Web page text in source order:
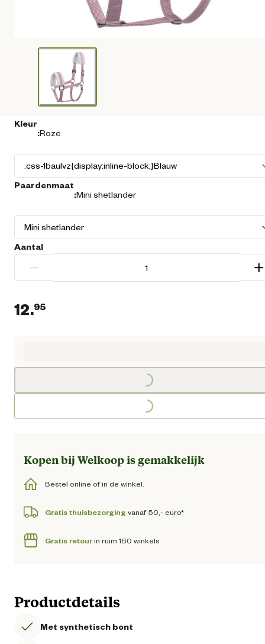
Kleur
:Roze
Paardenmaat
:Mini shetlander
Aantal
− +
12.95
Loading...
Loading...
Kopen bij Welkoop is gemakkelijk
Bestel online of in de winkel.
Gratis thuisbezorging vanaf 50,- euro*
Gratis retourin ruim 160 winkels
Productdetails
Met synthetisch bont